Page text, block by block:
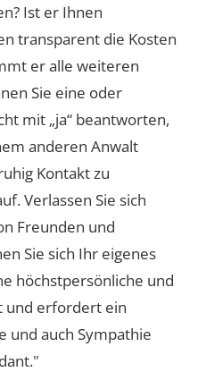
Ist er Ihnen
transparent die Kosten
er alle weiteren
Sie eine oder
mit „ja“ beantworten,
anderen Anwalt
Kontakt zu
Verlassen Sie sich
Freunden und
Sie sich Ihr eigenes
höchstpersönliche und
und erfordert ein
und auch Sympathie